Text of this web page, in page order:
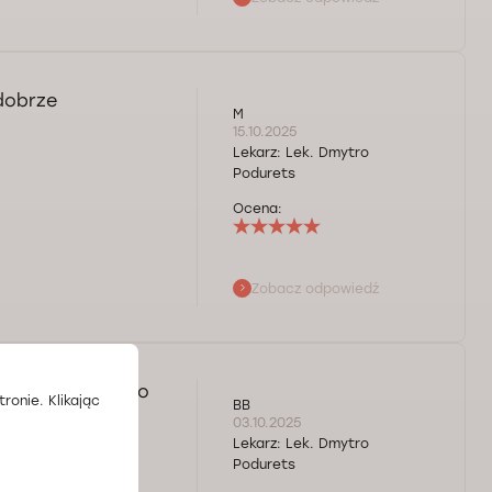
M
15.10.2025
Lekarz: Lek. Dmytro
Podurets
Ocena:
Zobacz odpowiedź
Jestem bardzo
BB
03.10.2025
Lekarz: Lek. Dmytro
Podurets
Klikając